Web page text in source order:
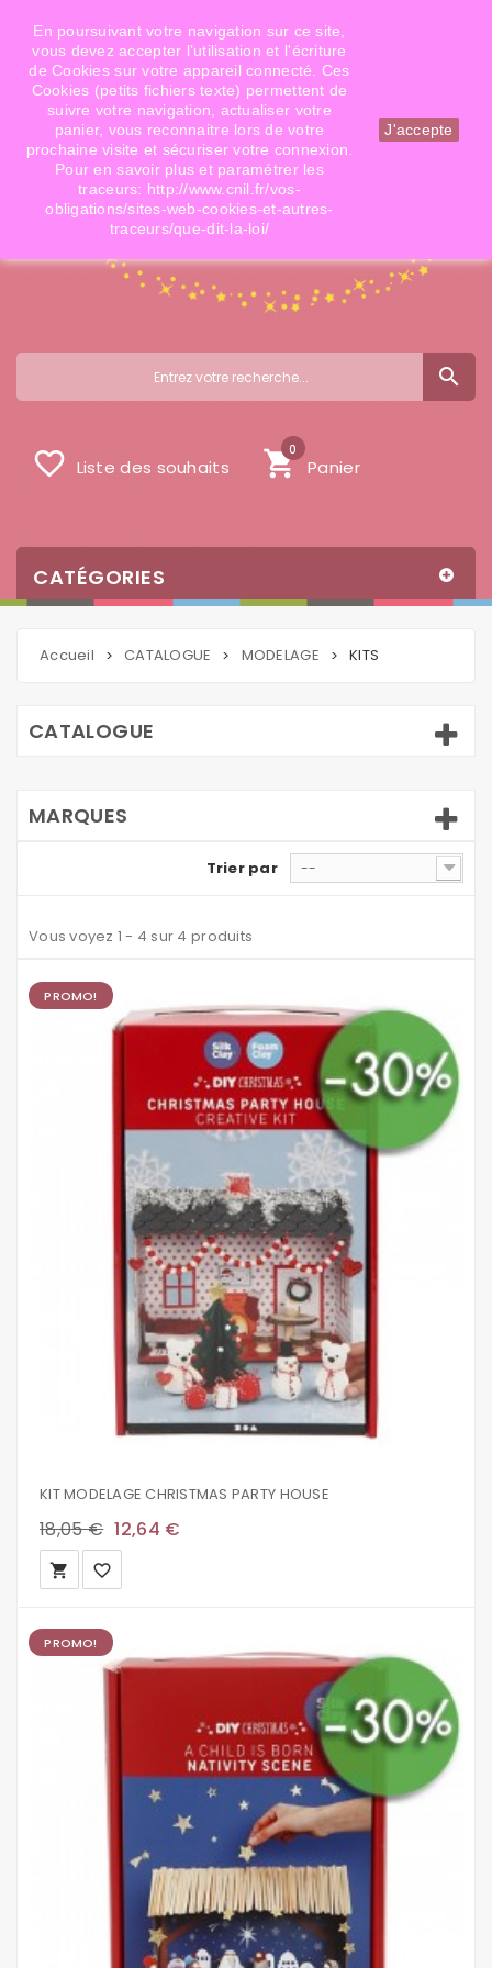
Téléphone: 06 09 14 02 79 Email: info@doigtsdefees.com
Mon compte
search
shopping_cart Panier
0
favorite_border Liste des souhaits
CATÉGORIES
Accueil > CATALOGUE > MODELAGE > KITS
CATALOGUE
MARQUES
Trier par --
Vous voyez 1 - 4 sur 4 produits
PROMO!
KIT MODELAGE CHRISTMAS PARTY HOUSE
18,05 € 12,64 €
local_grocery_store favorite_border
PROMO!
En poursuivant votre navigation sur ce site,
vous devez accepter l’utilisation et l'écriture
de Cookies sur votre appareil connecté. Ces
Cookies (petits fichiers texte) permettent de
suivre votre navigation, actualiser votre
panier, vous reconnaitre lors de votre
prochaine visite et sécuriser votre connexion.
Pour en savoir plus et paramétrer les
traceurs: http://www.cnil.fr/vos-
obligations/sites-web-cookies-et-autres-
traceurs/que-dit-la-loi/
J'accepte